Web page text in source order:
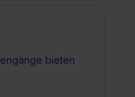
bieten